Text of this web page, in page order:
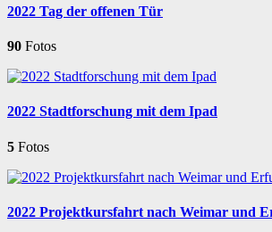
2022 Tag der offenen Tür
90 Fotos
2022 Stadtforschung mit dem Ipad
5 Fotos
2022 Projektkursfahrt nach Weimar und